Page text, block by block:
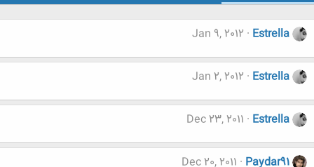
Estrella
Jan 9, 2012
Estrella
Jan 2, 2012
Estrella
Dec 23, 2011
Paydar91
Dec 20, 2011